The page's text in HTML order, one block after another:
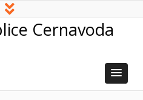
Cernavoda